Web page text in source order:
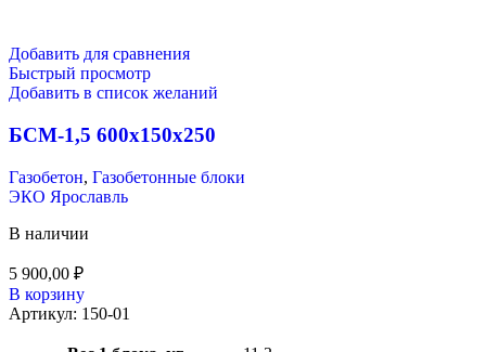
Добавить для сравнения
Быстрый просмотр
Добавить в список желаний
БСМ-1,5 600х150х250
Газобетон, Газобетонные блоки
ЭКО Ярославль
В наличии
5 900,00 ₽
В корзину
Артикул: 150-01